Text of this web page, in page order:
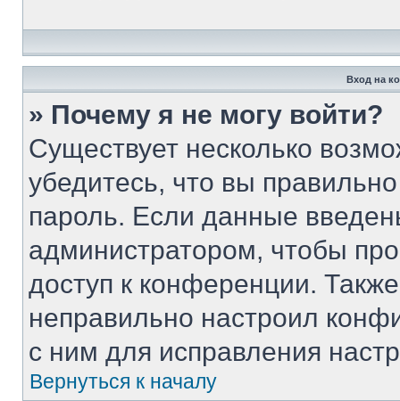
Вход на
» Почему я не могу войти?
Существует несколько
убедитесь, что вы
пароль. Если данные
администратором, чтобы
доступ к конференции.
неправильно настроил
с ним для исправления
Вернуться к началу